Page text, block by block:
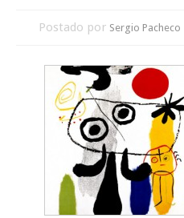
Postado por Sergio Pacheco